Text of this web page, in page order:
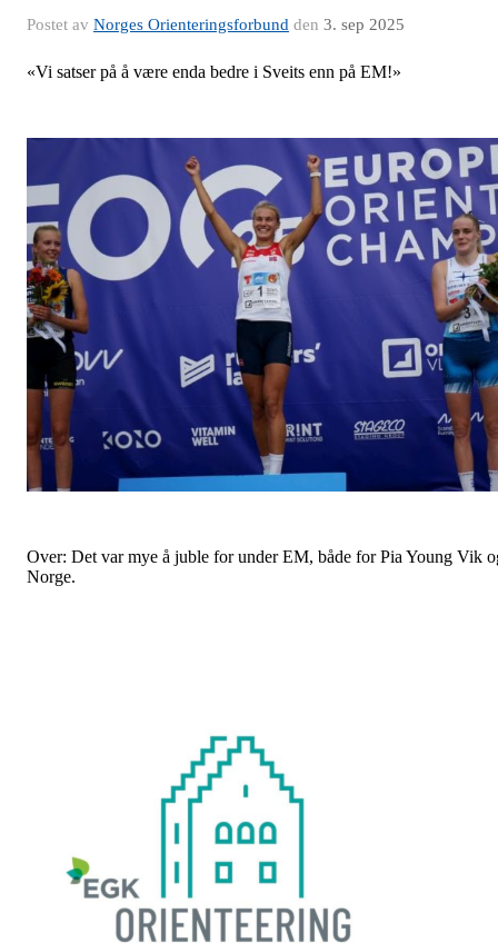
Postet av Norges Orienteringsforbund den 3. sep 2025
«Vi satser på å være enda bedre i Sveits enn på EM!»
Over: Det var mye å juble for under EM, både for Pia Young Vik
Norge.